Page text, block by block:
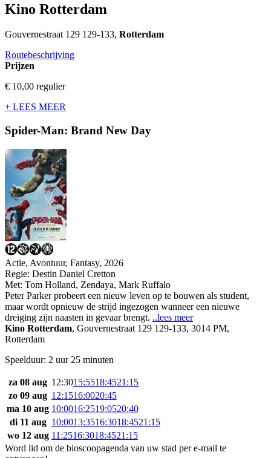
Kino Rotterdam
Gouvernestraat 129 129-133, Rotterdam
Routebeschrijving
Prijzen
€ 10,00 regulier
+ LEES MEER
Spider-Man: Brand New Day
Actie, Avontuur, Fantasy, 2026
Regie: Destin Daniel Cretton
Met: Tom Holland, Zendaya, Mark Ruffalo
Peter Parker probeert een nieuw leven op te bouwen als student,
maar wordt opnieuw de strijd ingezogen wanneer een nieuwe
dreiging zijn naasten in gevaar brengt. ..lees meer
Kino Rotterdam, Gouvernestraat 129 129-133, 3014 PM,
Rotterdam
Speelduur: 2 uur 25 minuten
za 08 aug 12:3015:5518:4521:15
zo 09 aug 12:1516:0020:45
ma 10 aug 10:0016:2519:0520:40
di 11 aug 10:0013:3516:3018:4521:15
wo 12 aug 11:2516:3018:4521:15
Word lid om de bioscoopagenda van uw stad per e-mail te